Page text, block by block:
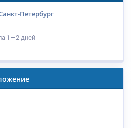
Петербург
1—2 дней